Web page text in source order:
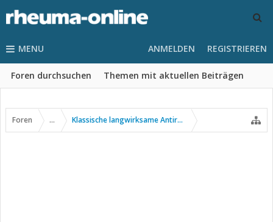
MENU
Foren durchsuchen Themen mit aktuellen Beiträgen
ANMELDEN REGISTRIEREN
Foren ... Klassische langwirksame Antirheumatika